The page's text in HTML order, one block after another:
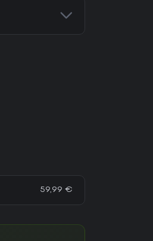
59,99 €